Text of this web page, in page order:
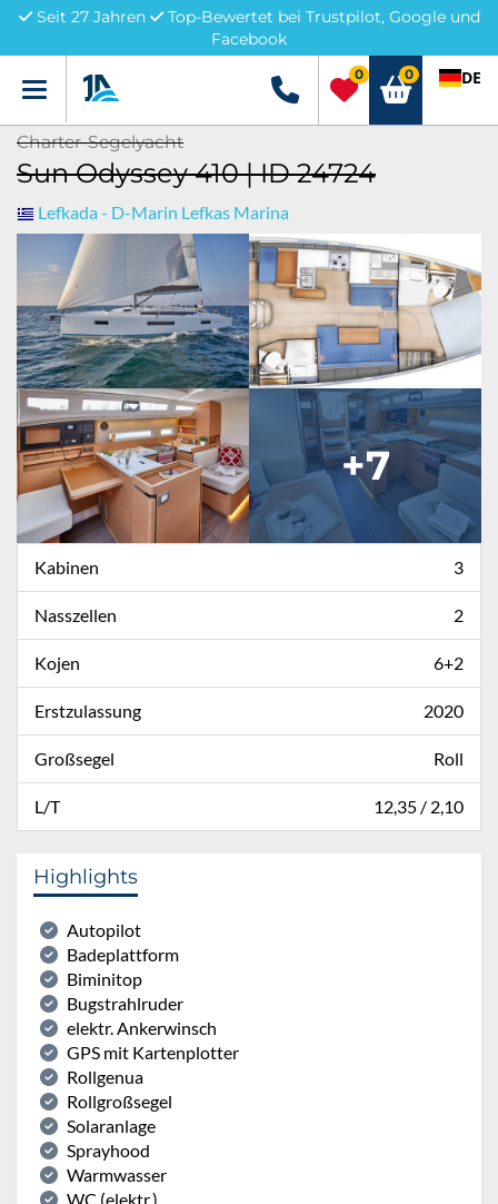
Seit 27 Jahren
Top-Bewertet bei Trustpilot, Google und
Facebook
Menü +49 5741 3222690
0 0 DE
Charter-Segelyacht
Sun Odyssey 410 | ID 24724
Lefkada - D-Marin Lefkas Marina
+7
Kabinen 3
Nasszellen 2
Kojen 6+2
Erstzulassung 2020
Großsegel Roll
L/T 12,35 / 2,10
Highlights
Autopilot
Badeplattform
Biminitop
Bugstrahlruder
elektr. Ankerwinsch
GPS mit Kartenplotter
Rollgenua
Rollgroßsegel
Solaranlage
Sprayhood
Warmwasser
WC (elektr.)